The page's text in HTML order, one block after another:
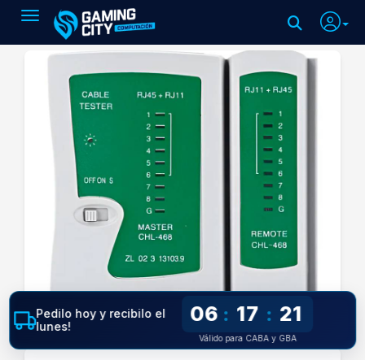
Toggle navigation
Pedilo hoy y recibilo el
lunes!
06 : 17 : 20
Válido para CABA y GBA